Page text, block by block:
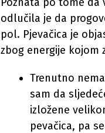
odlučila je da
pol. Pjevačica je
zbog energije kojom
Trenutno
sam da
izložene
pevačica, pa